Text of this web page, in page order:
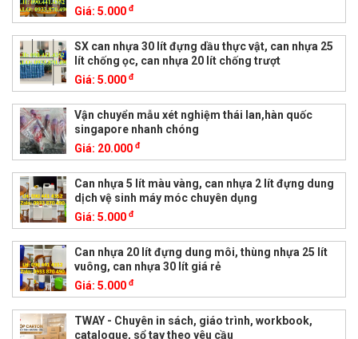
Giá: 5.000 đ
SX can nhựa 30 lít đựng dầu thực vật, can nhựa 25
lít chống ọc, can nhựa 20 lít chống trượt
Giá: 5.000 đ
Vận chuyển mẫu xét nghiệm thái lan,hàn quốc
singapore nhanh chóng
Giá: 20.000 đ
Can nhựa 5 lít màu vàng, can nhựa 2 lít đựng dung
dịch vệ sinh máy móc chuyên dụng
Giá: 5.000 đ
Can nhựa 20 lít đựng dung môi, thùng nhựa 25 lít
vuông, can nhựa 30 lít giá rẻ
Giá: 5.000 đ
TWAY - Chuyên in sách, giáo trình, workbook,
catalogue, sổ tay theo yêu cầu